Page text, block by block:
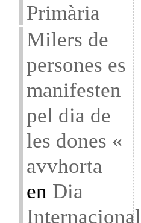
Primària
Milers de
persones es
manifesten
pel dia de
les dones «
avvhorta
en Dia
Internacional